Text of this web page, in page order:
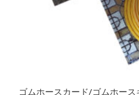
ゴムホースカード/ゴムホース